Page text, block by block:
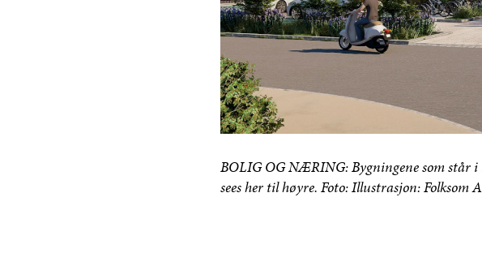
BOLIG OG NÆRING: Bygningene som står i
sees her til høyre. Foto: Illustrasjon: Folksom